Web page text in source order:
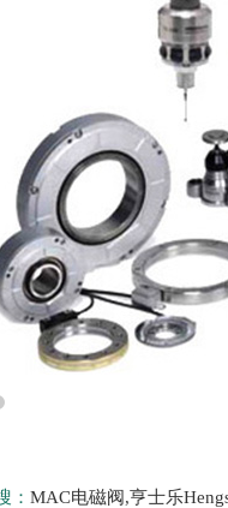
： MAC电磁阀,亨士乐